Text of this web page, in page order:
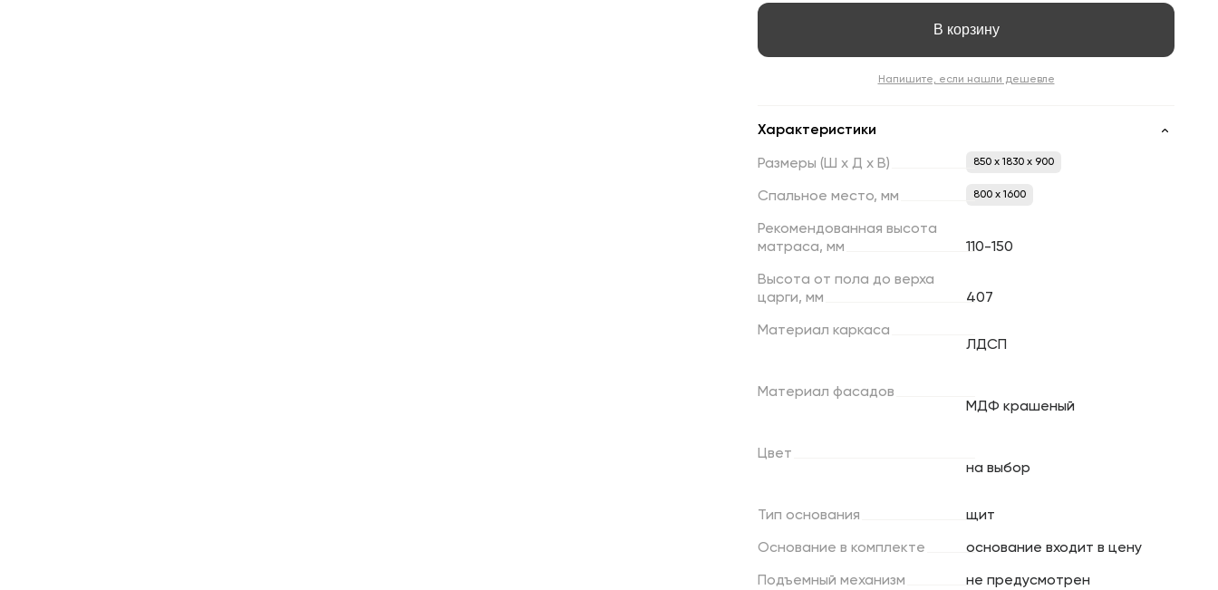
В корзину
Напишите, если нашли дешевле
Характеристики
Размеры (Ш х Д х В) 850 x 1830 x 900
Спальное место, мм 800 х 1600
Рекомендованная высота
матраса, мм 110-150
Высота от пола до верха
царги, мм 407
Материал каркаса
ЛДСП
Материал фасадов
МДФ крашеный
Цвет
на выбор
Тип основания щит
Основание в комплекте основание входит в цену
Подъемный механизм не предусмотрен